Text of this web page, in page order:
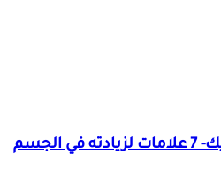
أعراض حمض اليوريك- 7 علامات لزيادته في الجسم